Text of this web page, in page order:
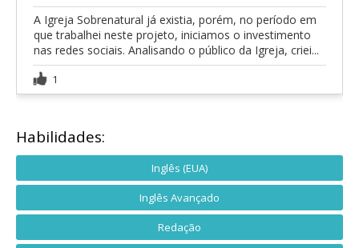
A Igreja Sobrenatural já existia, porém, no período em
que trabalhei neste projeto, iniciamos o investimento
nas redes sociais. Analisando o público da Igreja, criei...
1
Habilidades:
Inglês (EUA)
Inglês Avançado
Redação